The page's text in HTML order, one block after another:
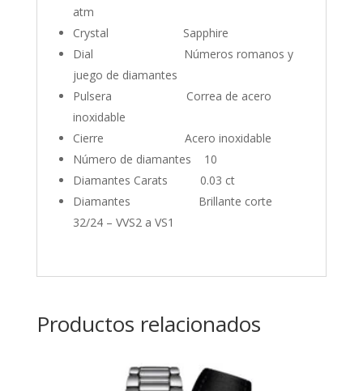
atm
Crystal Sapphire
Dial Números romanos y
juego de diamantes
Pulsera Correa de acero
inoxidable
Cierre Acero inoxidable
Número de diamantes 10
Diamantes Carats 0.03 ct
Diamantes Brillante corte
32/24 – VVS2 a VS1
Productos relacionados